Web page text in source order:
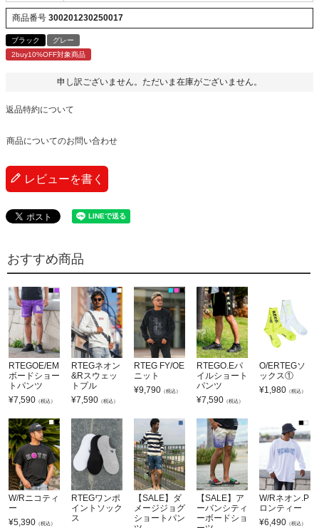
商品番号 300201230250017
ブラック
グレー
2buy10%OFF対象商品
申し訳ございません。ただいま在庫がございません。
返品特約について
商品についてのお問い合わせ
レビューを書く
おすすめ商品
RTEGOE/EM
ボードショー
トパンツ
¥7,590 （税込）
RTEGネオン
&Rスウェッ
トプル
¥7,590 （税込）
RTEG FY/OE
ニット
¥9,790 （税込）
RTEGO.Eパ
イルショート
パンツ
¥7,590 （税込）
O/ERTEGソ
ックス①
¥1,980 （税込）
W/Rニコティ
ー
¥5,390 （税込）
RTEGワンポ
イントソック
ス
【SALE】ダ
メージジョグ
ショートパン
【SALE】ア
ーバンシティ
ーボードショ
W/Rネオン.P
ロンティー
¥6,490 （税込）